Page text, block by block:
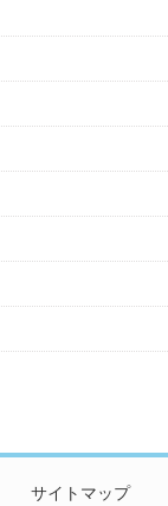
サイトマップ